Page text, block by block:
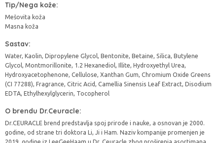
Tip/Nega kože:
Mešovita koža
Masna koža
Sastav:
Water, Kaolin, Dipropylene Glycol, Bentonite, Betaine, Silica, Butylene
Glycol, Montmorillonite, 1.2 Hexanediol, Illite, Hydroxyethyl Urea,
Hydroxyacetophenone, Cellulose, Xanthan Gum, Chromium Oxide Greens
(CI 77288), Fragrance, Citric Acid, Camellia Sinensis Leaf Extract, Disodium
EDTA, Ethylhexylglycerin, Tocopherol
O brendu Dr.Ceuracle:
Dr.CEURACLE brend predstavlja spoj prirode i nauke, a osnovan je 2000.
godine, od strane tri doktora Li, Ji i Ham. Naziv kompanije promenjen je